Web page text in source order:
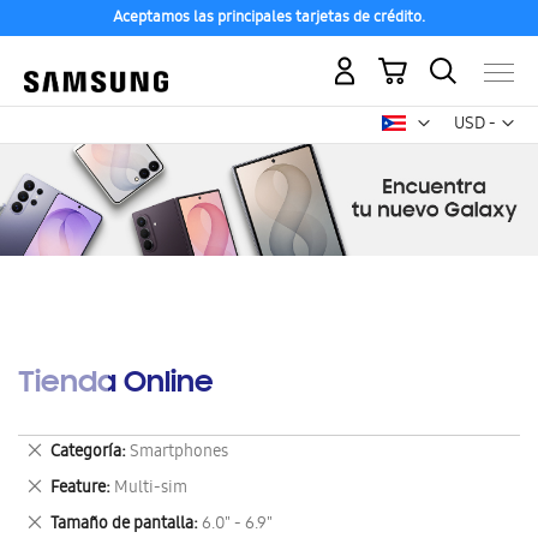
Aceptamos las principales tarjetas de crédito.
USD -
dólar
Mi carrito
Tienda Online
Categoría Smartphones
Eliminar
este
artículo
Feature Multi-sim
Eliminar
este
Tamaño de pantalla 6.0" - 6.9"
Eliminar